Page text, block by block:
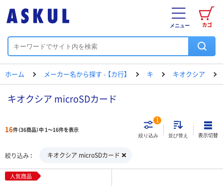
カゴ
メニュー
ホーム メーカー名から探す - 【カ行】 キ キオクシア
キオクシア microSDカード
16件（36商品）中 1～16件を表示
絞り込み
1
並び替え 表示切替
絞り込み キオクシア microSDカード
人気商品